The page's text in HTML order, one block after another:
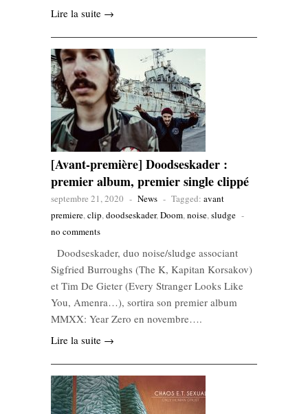
Lire la suite →
[Avant-première] Doodseskader :
premier album, premier single clippé
septembre 21, 2020 - News - Tagged: avant
premiere,clip,doodseskader,Doom,noise,sludge -
no comments
Doodseskader, duo noise/sludge associant
Sigfried Burroughs (The K, Kapitan Korsakov)
et Tim De Gieter (Every Stranger Looks Like
You, Amenra…), sortira son premier album
MMXX: Year Zero en novembre….
Lire la suite →